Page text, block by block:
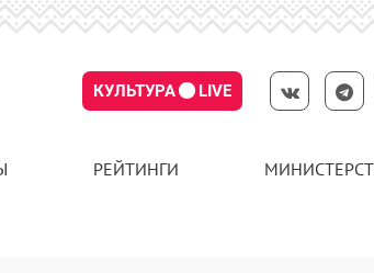
КУЛЬТУРА LIVE
РЕЙТИНГИ